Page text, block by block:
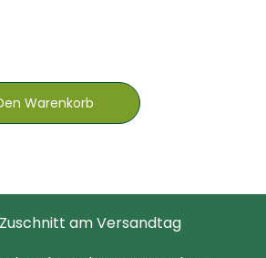
Warenkorb
Zuschnitt am Versandtag